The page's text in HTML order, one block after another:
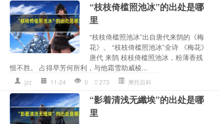
“枝枝倚槛照池冰”的出处是哪
里
“枝枝倚槛照池冰”出自唐代来鹄的《梅
花》。 “枝枝倚槛照池冰”全诗 《梅花》
唐代 来鹄 枝枝倚槛照池冰，粉薄香残
恨不胜。 占得早芳何所利，与他霜雪助威棱...
jzz 11-24 0 273 摩托百科
“影着清浅无纖埃”的出处是哪
里